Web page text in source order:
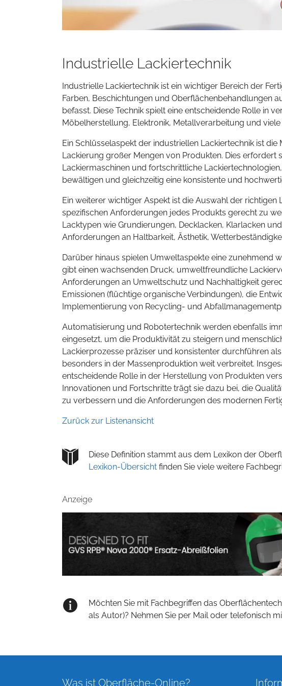
Industrielle Lackiertechnik
Industrielle Lackiertechnik ist ein wichtiger Bereich der
Farben, Beschichtungen und Oberflächenbehandlungen
befasst. Diese Technik spielt eine entscheidende Rolle in
Möbelherstellung, Elektronik, Metallverarbeitung und viele
Ein Schlüsselaspekt der industriellen Lackiertechnik ist
Lackierung großer Mengen von Produkten. Dies erfordert
Lackiermaschinen und fortschrittliche
bewältigen und gleichzeitig eine konsistente und
Ein weiterer wichtiger Aspekt ist die Auswahl der
spezifischen Anforderungen jedes Produkts gerecht zu
Lacktypen wie Grundierungen, Decklacken, Klarlacken
Anforderungen an Haltbarkeit, Ästhetik,
Darüber hinaus spielen Umweltaspekte eine zunehmend
gibt einen wachsenden Druck, umweltfreundliche
Anforderungen an Umweltschutz und Nachhaltigkeit
Emissionen (flüchtige organische Verbindungen), die
Implementierung von Recycling- und
Automatisierung und Robotertechnik werden ebenfalls
eingesetzt, um die Produktivität zu steigern und
Lackierprozesse präziser und konsistenter durchführen
besonders in der Massenproduktion weit verbreitet.
entscheidende Rolle in der Herstellung von Produkten
Innovationen und Fortschritte trägt sie dazu bei, die
zu verbessern und die Anforderungen des modernen
Zurück zur Listenansicht
Diese Definition stammt aus dem Lexikon der
Lexikon-Übersicht finden Sie viele weitere
Anzeige
Möchten Sie mit Fachbegriffen das
als Autor)? Nehmen Sie per Mail oder telefonisch
Was ist Oberfläche-Online?